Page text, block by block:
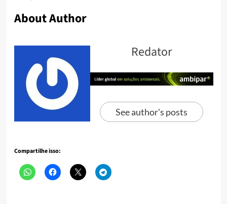
About Author
Redator
See author's posts
Compartilhe isso: